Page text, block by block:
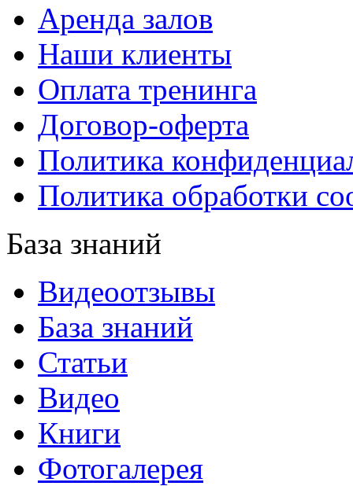
Аренда залов
Наши клиенты
Оплата тренинга
Договор-оферта
Политика
Политика обработки
База знаний
Видеоотзывы
База знаний
Статьи
Видео
Книги
Фотогалерея